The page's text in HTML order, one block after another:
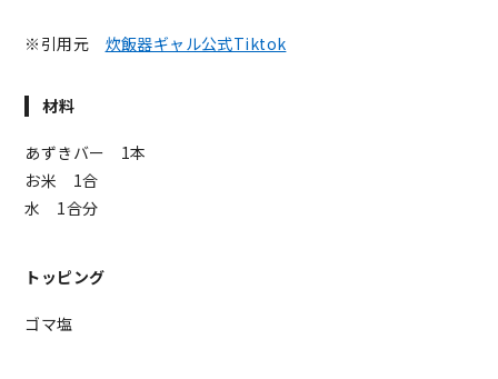
※引用元 炊飯器ギャル公式Tiktok
材料
あずきバー 1本
お米 1合
水 1合分
トッピング
ゴマ塩